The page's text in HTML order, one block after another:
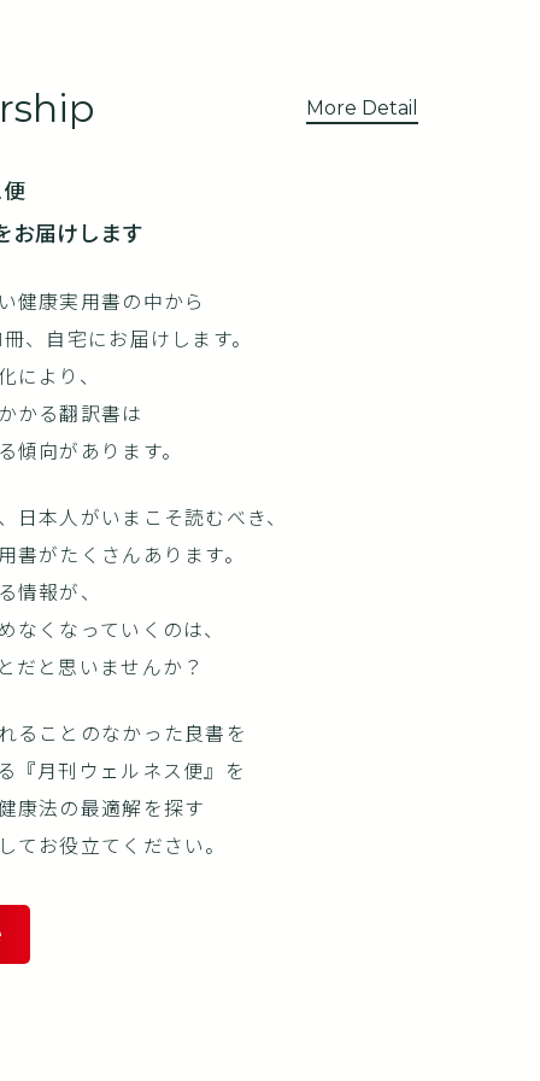
More Detail
お届けします
健康実用書の中から
、自宅にお届けします。
により、
かる翻訳書は
傾向があります。
日本人がいまこそ読むべき、
書がたくさんあります。
情報が、
なくなっていくのは、
だと思いませんか？
ることのなかった良書を
『月刊ウェルネス便』を
康法の最適解を探す
てお役立てください。